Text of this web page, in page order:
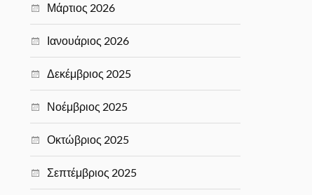
Μάρτιος 2026
Ιανουάριος 2026
Δεκέμβριος 2025
Νοέμβριος 2025
Οκτώβριος 2025
Σεπτέμβριος 2025